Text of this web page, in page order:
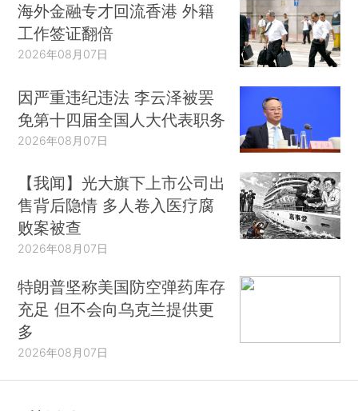
海外金融专才回流香港 外籍
工作签证翻倍
2026年08月07日
因严重违纪违法 李云泽被罢
免第十四届全国人大代表职务
2026年08月07日
【我闻】光大旗下上市公司出
售背后隐情 多人卷入医疗腐
败案被查
2026年08月07日
特朗普坚称美国防空弹药库存
充足 但不会向乌克兰提供更
多
2026年08月07日